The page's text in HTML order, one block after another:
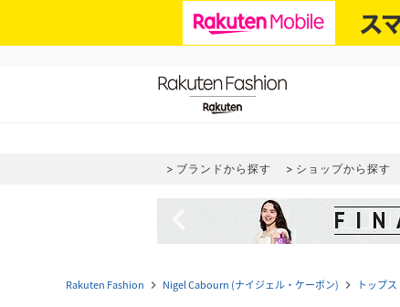
ブランドから探す ショップから探す
Rakuten Fashion navigate_next Nigel Cabourn (ナイジェル・ケーボン) navigate_next トップス